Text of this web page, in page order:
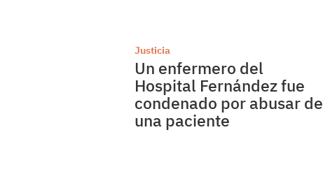
Justicia
Un enfermero del
Hospital Fernández fue
condenado por abusar de
una paciente